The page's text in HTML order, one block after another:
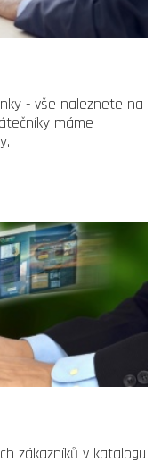
- vše naleznete na
máme
zákazníků v katalogu